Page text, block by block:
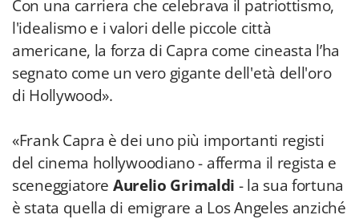
Con una carriera che celebrava il patriottismo,
l'idealismo e i valori delle piccole città
americane, la forza di Capra come cineasta l’ha
segnato come un vero gigante dell'età dell'oro
di Hollywood».
«Frank Capra è dei uno più importanti registi
del cinema hollywoodiano - afferma il regista e
sceneggiatore Aurelio Grimaldi - la sua fortuna
è stata quella di emigrare a Los Angeles anziché